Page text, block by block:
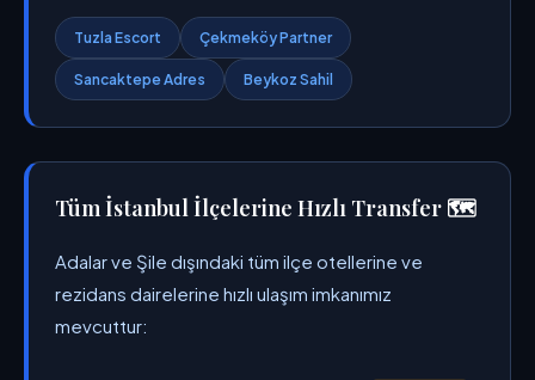
Tuzla Escort Çekmeköy Partner
Sancaktepe Adres Beykoz Sahil
Tüm İstanbul İlçelerine Hızlı Transfer 🗺️
Adalar ve Şile dışındaki tüm ilçe otellerine ve
rezidans dairelerine hızlı ulaşım imkanımız
mevcuttur: